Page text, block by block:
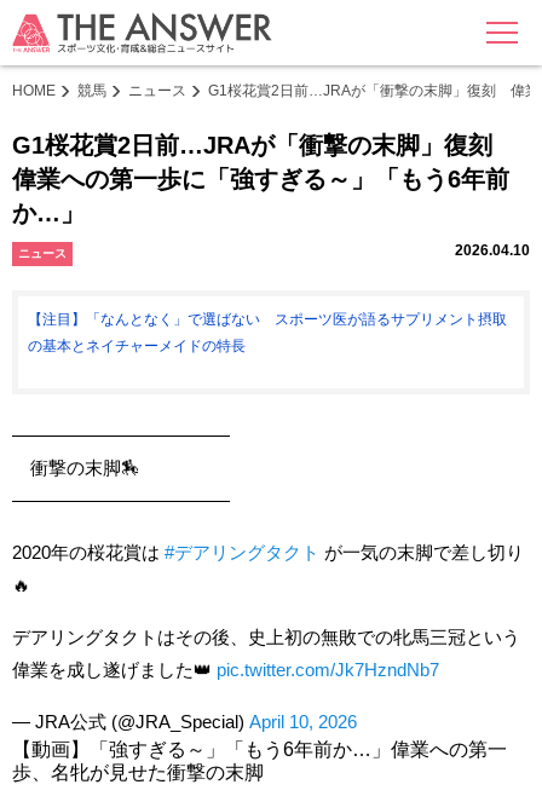
MENU
HOME 競馬 ニュース G1桜花賞2日前…JRAが「衝撃の末脚」復刻 偉
G1桜花賞2日前…JRAが「衝撃の末脚」復刻
偉業への第一歩に「強すぎる～」「もう6年前
か…」
ニュース 2026.04.10
【注目】「なんとなく」で選ばない スポーツ医が語るサプリメント摂取
の基本とネイチャーメイドの特長
————————————
⠀ 衝撃の末脚🏇
————————————
2020年の桜花賞は #デアリングタクト が一気の末脚で差し切り
🔥
デアリングタクトはその後、史上初の無敗での牝馬三冠という
偉業を成し遂げました👑 pic.twitter.com/Jk7HzndNb7
— JRA公式 (@JRA_Special) April 10, 2026
【動画】「強すぎる～」「もう6年前か…」偉業への第一
歩、名牝が見せた衝撃の末脚